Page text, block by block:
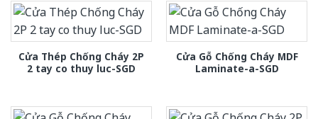
Cửa Thép Chống Cháy 2P
2 tay co thuy luc-SGD
Cửa Gỗ Chống Cháy MDF
Laminate-a-SGD